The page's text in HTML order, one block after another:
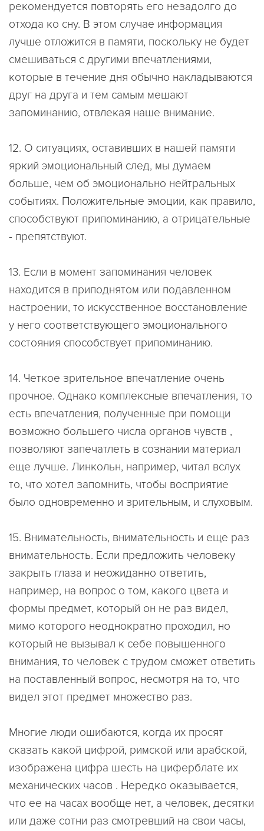
рекомендуется повторять его незадолго до
отхода ко сну. В этом случае информация
лучше отложится в памяти, поскольку не будет
смешиваться с другими впечатлениями,
которые в течение дня обычно накладываются
друг на друга и тем самым мешают
запоминанию, отвлекая наше внимание.
12. О ситуациях, оставивших в нашей памяти
яркий эмоциональный след, мы думаем
больше, чем об эмоционально нейтральных
событиях. Положительные эмоции, как правило,
способствуют припоминанию, а отрицательные
- препятствуют.
13. Если в момент запоминания человек
находится в приподнятом или подавленном
настроении, то искусственное восстановление
у него соответствующего эмоционального
состояния способствует припоминанию.
14. Четкое зрительное впечатление очень
прочное. Однако комплексные впечатления, то
есть впечатления, полученные при помощи
возможно большего числа органов чувств ,
позволяют запечатлеть в сознании материал
еще лучше. Линкольн, например, читал вслух
то, что хотел запомнить, чтобы восприятие
было одновременно и зрительным, и слуховым.
15. Внимательность, внимательность и еще раз
внимательность. Если предложить человеку
закрыть глаза и неожиданно ответить,
например, на вопрос о том, какого цвета и
формы предмет, который он не раз видел,
мимо которого неоднократно проходил, но
который не вызывал к себе повышенного
внимания, то человек с трудом сможет ответить
на поставленный вопрос, несмотря на то, что
видел этот предмет множество раз.
Многие люди ошибаются, когда их просят
сказать какой цифрой, римской или арабской,
изображена цифра шесть на циферблате их
механических часов . Нередко оказывается,
что ее на часах вообще нет, а человек, десятки
или даже сотни раз смотревший на свои часы,